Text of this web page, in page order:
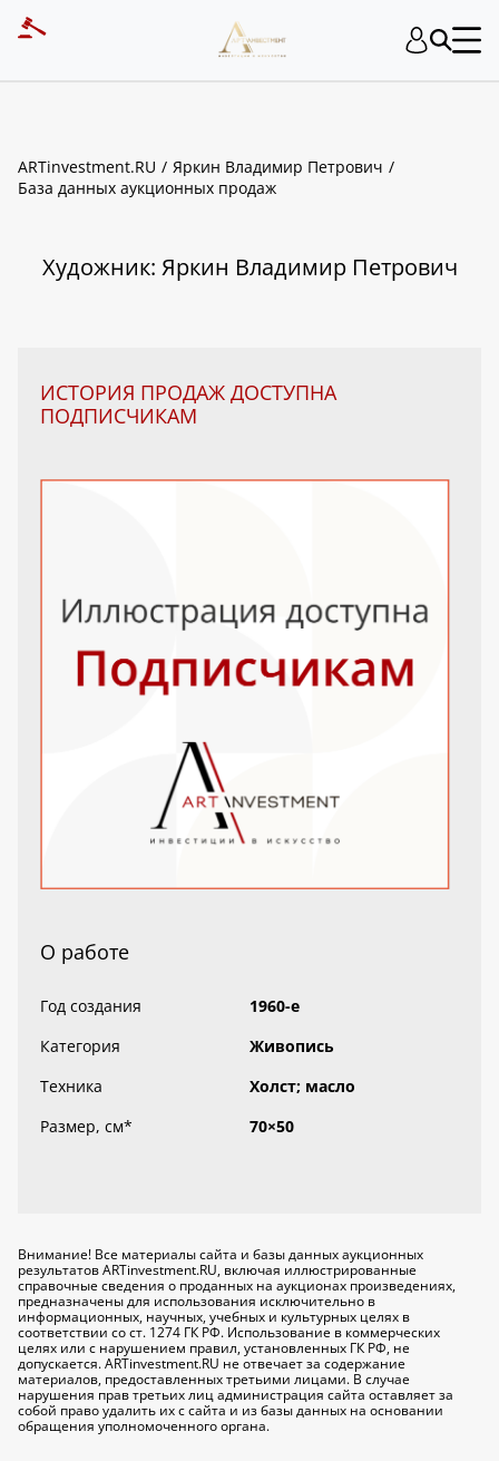
ARTinvestment.RU
Яркин Владимир Петрович
База данных аукционных продаж
Художник: Яркин Владимир Петрович
ИСТОРИЯ ПРОДАЖ ДОСТУПНА
ПОДПИСЧИКАМ
О работе
Год создания
1960-е
Категория
Живопись
Техника
Холст; масло
Размер, см* 70×50
Внимание! Все материалы сайта и базы данных аукционных
результатов ARTinvestment.RU, включая иллюстрированные
справочные сведения о проданных на аукционах произведениях,
предназначены для использования исключительно в
информационных, научных, учебных и культурных целях в
соответствии со ст. 1274 ГК РФ. Использование в коммерческих
целях или с нарушением правил, установленных ГК РФ, не
допускается. ARTinvestment.RU не отвечает за содержание
материалов, предоставленных третьими лицами. В случае
нарушения прав третьих лиц администрация сайта оставляет за
собой право удалить их с сайта и из базы данных на основании
обращения уполномоченного органа.